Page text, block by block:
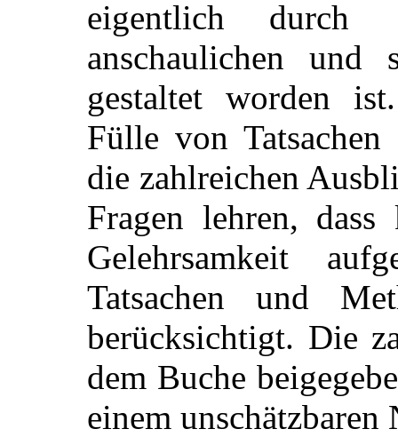
eigentlich durch
anschaulichen und
gestaltet worden
Fülle von
die zahlreichen
Fragen lehren,
Gelehrsamkeit
Tatsachen und
berücksichtigt. Die
dem Buche
einem unschätzbaren